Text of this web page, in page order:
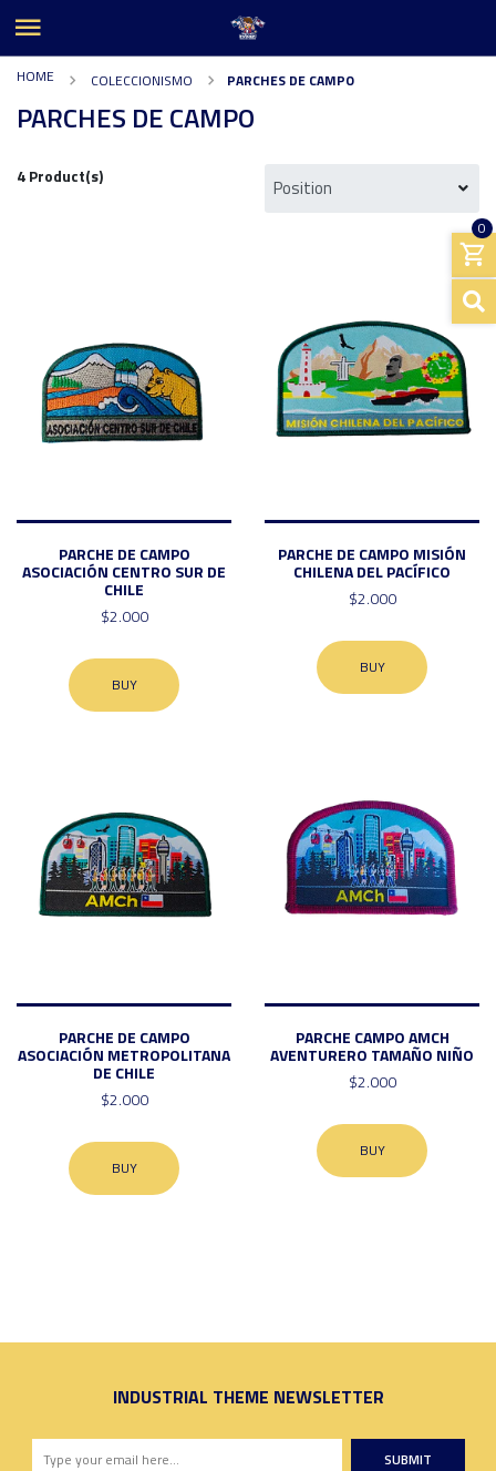
0
HOME COLECCIONISMO PARCHES DE CAMPO
PARCHES DE CAMPO
4 Product(s)
PARCHE DE CAMPO
ASOCIACIÓN CENTRO SUR DE
CHILE
$2.000
BUY
PARCHE DE CAMPO MISIÓN
CHILENA DEL PACÍFICO
$2.000
BUY
PARCHE DE CAMPO
ASOCIACIÓN METROPOLITANA
DE CHILE
$2.000
BUY
PARCHE CAMPO AMCH
AVENTURERO TAMAÑO NIÑO
$2.000
BUY
INDUSTRIAL THEME NEWSLETTER
SUBMIT